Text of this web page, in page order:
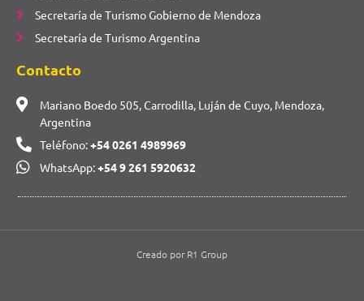
Secretaría de Turismo Gobierno de Mendoza
Secretaría de Turismo Argentina
Contacto
Mariano Boedo 505, Carrodilla, Luján de Cuyo, Mendoza,
Argentina
Teléfono:+54 0261 4989969
WhatsApp:+54 9 261 5920632
Creado por R1 Group